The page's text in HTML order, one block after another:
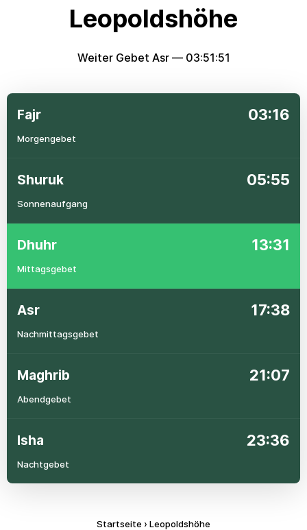
Leopoldshöhe
Weiter Gebet Asr — 03:51:50
Fajr 03:16
Morgengebet
Shuruk 05:55
Sonnenaufgang
Dhuhr 13:31
Mittagsgebet
Asr 17:38
Nachmittagsgebet
Maghrib 21:07
Abendgebet
Isha 23:36
Nachtgebet
Startseite › Leopoldshöhe